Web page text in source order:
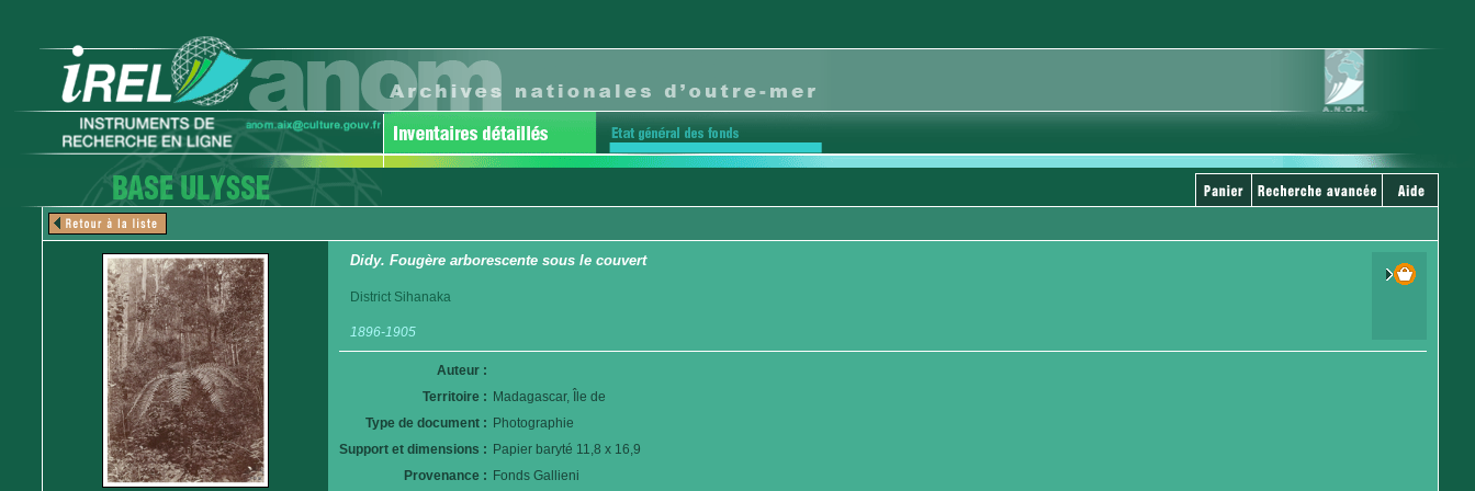
Didy. Fougère arborescente sous le couvert
District Sihanaka
1896-1905
Auteur :
Territoire : Madagascar, Île de
Type de document : Photographie
Support et dimensions : Papier baryté 11,8 x 16,9
Provenance : Fonds Gallieni